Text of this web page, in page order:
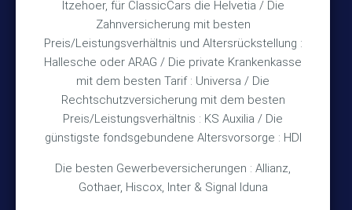
Itzehoer, für ClassicCars die Helvetia / Die
Zahnversicherung mit besten
Preis/Leistungsverhältnis und Altersrückstellung :
Hallesche oder ARAG / Die private Krankenkasse
mit dem besten Tarif : Universa / Die
Rechtschutzversicherung mit dem besten
Preis/Leistungsverhältnis : KS Auxilia / Die
günstigste fondsgebundene Altersvorsorge : HDI
Die besten Gewerbeversicherungen : Allianz,
Gothaer, Hiscox, Inter & Signal Iduna
Rechtliches
Impressum
Datenschutz
Erstinformation
Wichtiges